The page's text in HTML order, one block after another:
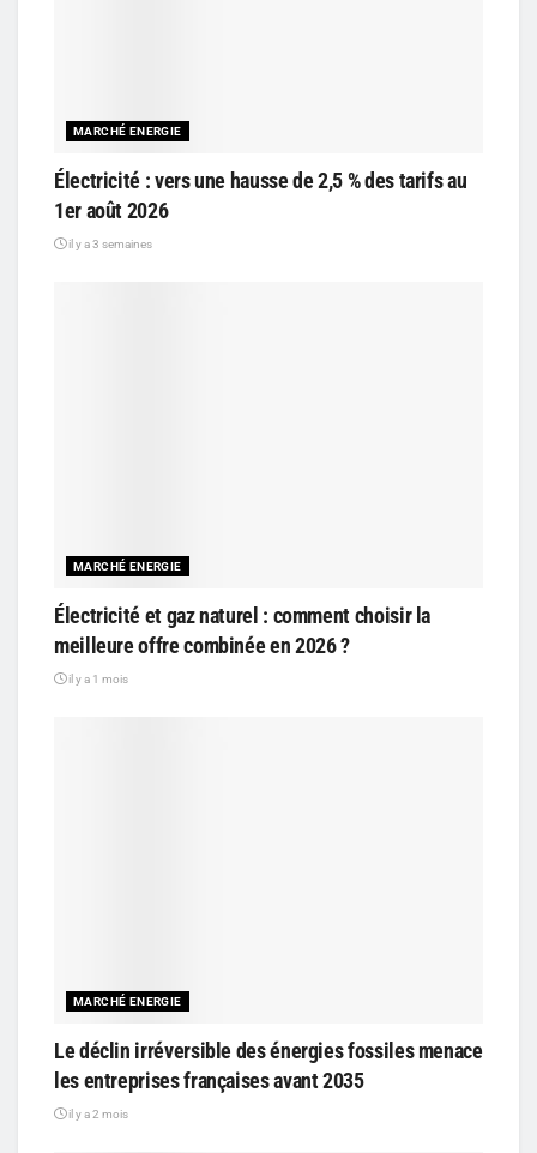
MARCHÉ ENERGIE
Électricité : vers une hausse de 2,5 % des tarifs au
1er août 2026
il y a 3 semaines
MARCHÉ ENERGIE
Électricité et gaz naturel : comment choisir la
meilleure offre combinée en 2026 ?
il y a 1 mois
MARCHÉ ENERGIE
Le déclin irréversible des énergies fossiles menace
les entreprises françaises avant 2035
il y a 2 mois